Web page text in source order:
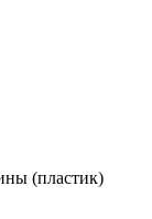
(пластик)